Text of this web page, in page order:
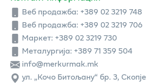
Веб продажба: +389 02 3219 748
Веб продажба: +389 02 3219 706
Маркет: +389 02 3219 730
Металургија: +389 71 359 504
info@merkurmak.mk
ул. „Кочо Битољану“ бр. 3, Скопје